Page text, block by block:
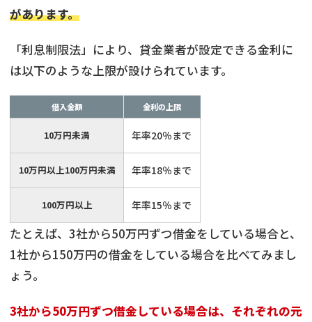
があります。
「利息制限法」により、貸金業者が設定できる金利に
は以下のような上限が設けられています。
借入金額 金利の上限
10万円未満 年率20％まで
10万円以上100万円未満 年率18％まで
100万円以上 年率15％まで
たとえば、3社から50万円ずつ借金をしている場合と、
1社から150万円の借金をしている場合を比べてみまし
ょう。
3社から50万円ずつ借金している場合は、それぞれの元